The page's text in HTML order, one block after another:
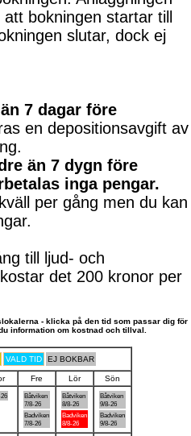
bokningen startar till
slutar, dock ej
7 dagar före
en depositionsavgift av
än 7 dygn före
inga pengar.
per gång men du kan
till ljud- och
det 200 kronor per
- klicka på den tid som passar dig för
information om kostnad och tillval.
VALD TID EJ BOKBAR
Fre Lör
Sön
Båtviken
7/8-26
Badviken
7/8-26
Båtviken
8/8-26
Badviken
8/8-26
Båtviken
9/8-26
Badviken
9/8-26